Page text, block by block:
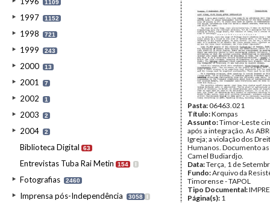
1109
1997 1152
1998 721
1999 243
2000 13
2001 7
2002 1
2003 2
2004 2
Biblioteca Digital 63
Entrevistas Tuba Rai Metin 154 I
Fotografias 2460
Imprensa pós-Independência 3058 I
fome; crianças; Pinto
genocídio; resistência
economia; anexação;
fome; FRETILIN;
Jolliffe; morte; relatórios;
Sá Carneiro; Tanzânia;
Partido Socialista
Nasution; tortura;
de pacificação;
jornalistas; Tony Stewart;
Shackleton; Grã-
secreto; descolonização;
Wheeldon; documentos
revelados pelo Governo
UNCHR
Data:Janeiro de 1981 -
1981
Fundo:Arquivo da
Timorense - TAPOL
Tipo Documental:
Página(s):51
Pasta:06463.021
Título:Kompas
Assunto:Timor-Leste
após a integração. As
Igreja; a violação dos
Humanos. Documento
Camel Budiardjo.
Data:Terça, 1 de
Fundo:Arquivo da
Timorense - TAPOL
Tipo Documental:
Página(s): 1